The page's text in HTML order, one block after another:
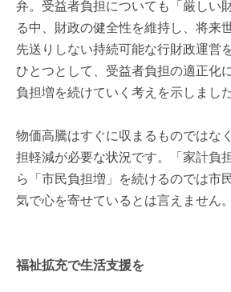
弁。受益者負担についても「厳しい
る中、財政の健全性を維持し、将来
先送りしない持続可能な行財政運営
ひとつとして、受益者負担の適正化
負担増を続けていく考えを示しました
物価高騰はすぐに収まるものではな
担軽減が必要な状況です。「家計負
ら「市民負担増」を続けるのでは市
気で心を寄せているとは言えません。
福祉拡充で生活支援を